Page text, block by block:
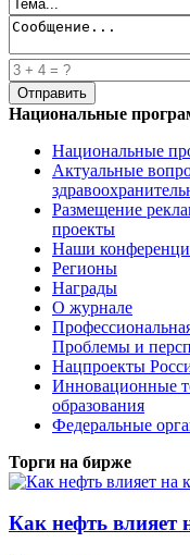
Национальные
Национальные
Актуальные
Размещение
проекты
Наши
Регионы
Награды
О журнале
Проблемы и
Нацпроекты
Инновационные
образования
Федеральные
Торги на бирже
Как нефть